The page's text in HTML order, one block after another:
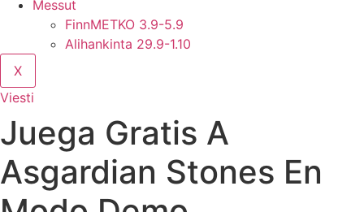
Messut
FinnMETKO 3.9-5.9
Alihankinta 29.9-1.10
X
Viesti
Juega Gratis A
Asgardian Stones En